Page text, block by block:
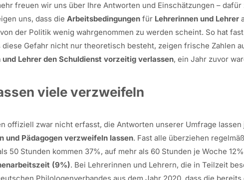
freuen wir uns über Ihre Antworten und Einschätzungen – dafür
uns, dass die Arbeitsbedingungen für Lehrerinnen und Lehrer
der Politik wenig wahrgenommen zu werden scheint. So hat
Gefahr nicht nur theoretisch besteht, zeigen frische Zahlen
Lehrer den Schuldienst vorzeitig verlassen, ein Jahr zuvor
viele verzweifeln
offiziell zwar nicht erfasst, die Antworten unserer Umfrage
und Pädagogen verzweifeln lassen. Fast alle überziehen
50 Stunden kommen 37%, auf mehr als 60 Stunden je Woche
(9%). Bei Lehrerinnen und Lehrern, die in Teilzeit